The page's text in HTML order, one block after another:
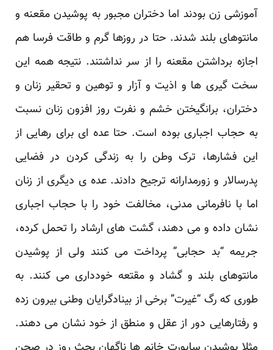
آموزشی زن بودند اما دختران مجبور به پوشیدن مقعنه و
مانتوهای بلند شدند. حتا در روزها گرم و طاقت فرسا هم
اجازه برداشتن مقعنه را از سر نداشتند. نتیجه همه این
سخت گیری ها و اذیت و آزار و توهین و تحقیر زنان و
دختران، برانگیختن خشم و نفرت روز افزون زنان نسبت
به حجاب اجباری بوده است. حتا عده ای برای رهایی از
این فشارها، ترک وطن را به زندگی کردن در فضایی
پدرسالار و زورمدارانه ترجیح دادند. عده ی دیگری از زنان
اما با نافرمانی مدنی، مخالفت خود را با حجاب اجباری
نشان داده و می دهند، گشت های ارشاد را تحمل کرده،
جریمه “بد حجابی” پرداخت می کنند ولی از پوشیدن
مانتوهای بلند و گشاد و مقتعه خودداری می کنند. به
طوری که رگ “غیرت” برخی از بینادگرایان وطنی بیرون زده
و رفتارهایی دور از عقل و منطق از خود نشان می دهند.